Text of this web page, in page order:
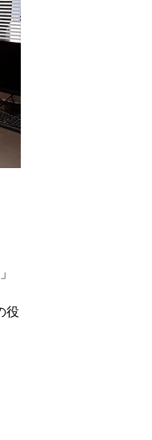
役